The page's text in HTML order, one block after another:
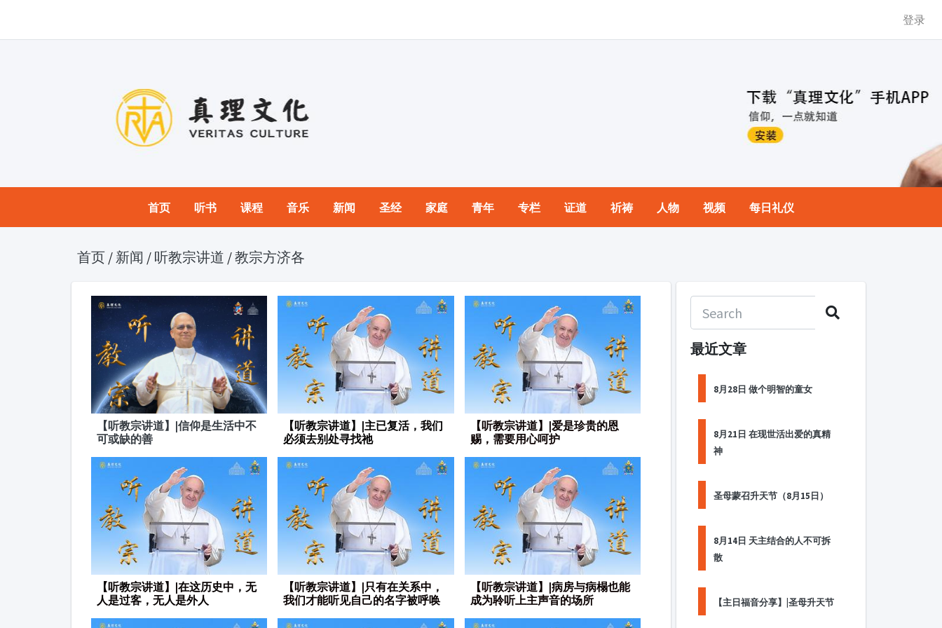
登录
首页 听书 课程 音乐 新闻 圣经 家庭 青年 专栏 证道 祈祷 人物 视频 每日礼仪
首页 / 新闻 / 听教宗讲道 /教宗方济各
【听教宗讲道】|信仰是生活中不
可或缺的善
【听教宗讲道】|主已复活，我们
必须去别处寻找祂
【听教宗讲道】|爱是珍贵的恩
赐，需要用心呵护
【听教宗讲道】|在这历史中，无
人是过客，无人是外人
【听教宗讲道】|只有在关系中，
我们才能听见自己的名字被呼唤
【听教宗讲道】|病房与病榻也能
成为聆听上主声音的场所
最近文章
8月28日 做个明智的童女
8月21日 在现世活出爱的真精
神
圣母蒙召升天节（8月15日）
8月14日 天主结合的人不可拆
散
【主日福音分享】|圣母升天节